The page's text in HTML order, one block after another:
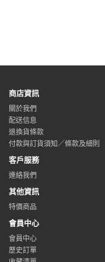
商店資訊
關於我們
配送信息
退換貨條款
付款與訂貨須知／條款及細則
客戶服務
連絡我們
其他資訊
特價商品
會員中心
會員中心
歷史訂單